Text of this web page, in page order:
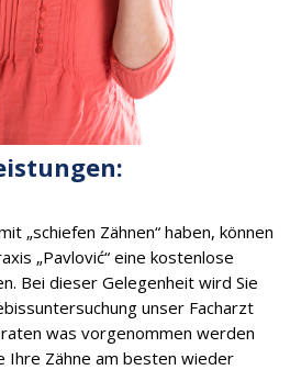
„schiefen Zähnen“ haben, können
„Pavlović“ eine kostenlose
Bei dieser Gelegenheit wird Sie
unser Facharzt
was vorgenommen werden
Ihre Zähne am besten wieder